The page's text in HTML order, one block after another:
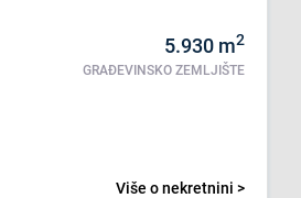
5.930 m2
GRAĐEVINSKO ZEMLJIŠTE
Više o nekretnini >